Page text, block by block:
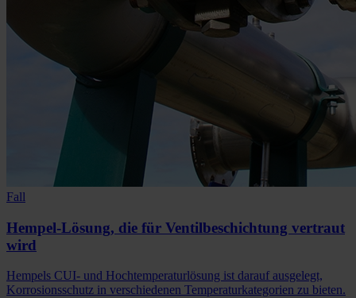
Fall
Hempel-Lösung, die für Ventilbeschichtung vertraut
wird
Hempels CUI- und Hochtemperaturlösung ist darauf ausgelegt,
Korrosionsschutz in verschiedenen Temperaturkategorien zu bieten.